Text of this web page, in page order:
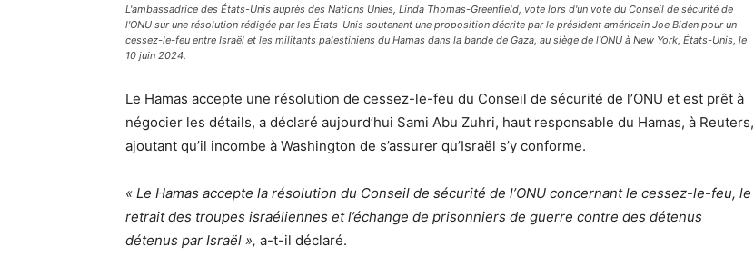
L'ambassadrice des États-Unis auprès des Nations Unies, Linda Thomas-Greenfield, vote lors d'un vote du Conseil de sécurité de
l'ONU sur une résolution rédigée par les États-Unis soutenant une proposition décrite par le président américain Joe Biden pour un
cessez-le-feu entre Israël et les militants palestiniens du Hamas dans la bande de Gaza, au siège de l'ONU à New York, États-Unis, le
10 juin 2024.
Le Hamas accepte une résolution de cessez-le-feu du Conseil de sécurité de l’ONU et est prêt à
négocier les détails, a déclaré aujourd’hui Sami Abu Zuhri, haut responsable du Hamas, à Reuters,
ajoutant qu’il incombe à Washington de s’assurer qu’Israël s’y conforme.
« Le Hamas accepte la résolution du Conseil de sécurité de l’ONU concernant le cessez-le-feu, le
retrait des troupes israéliennes et l’échange de prisonniers de guerre contre des détenus
détenus par Israël », a-t-il déclaré.